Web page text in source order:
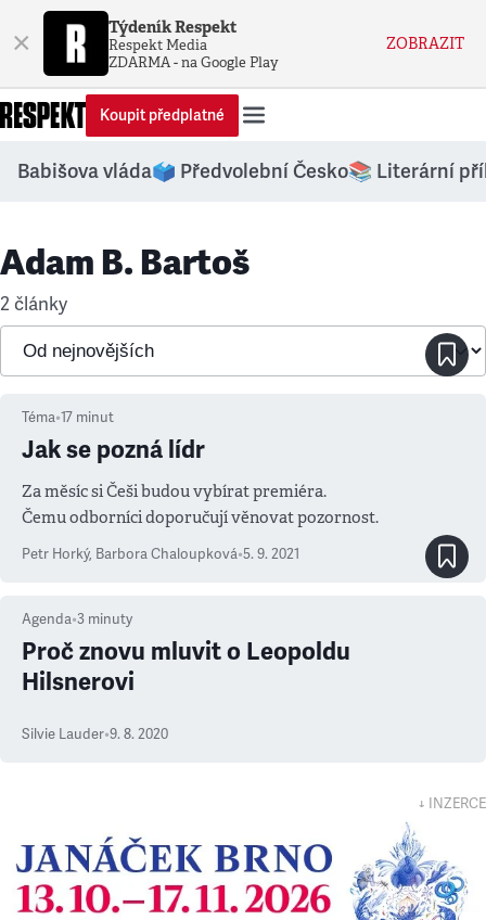
× Týdeník Respekt
Respekt Media
ZDARMA - na Google Play
ZOBRAZIT
Koupit předplatné
Babišova vláda🗳️ Předvolební Česko📚 Literární
Adam B. Bartoš
2 články
Téma•17 minut
Jak se pozná lídr
Za měsíc si Češi budou vybírat premiéra.
Čemu odborníci doporučují věnovat pozornost.
Petr Horký, Barbora Chaloupková•5. 9. 2021
Agenda•3 minuty
Proč znovu mluvit o Leopoldu
Hilsnerovi
Silvie Lauder•9. 8. 2020
↓ INZERCE